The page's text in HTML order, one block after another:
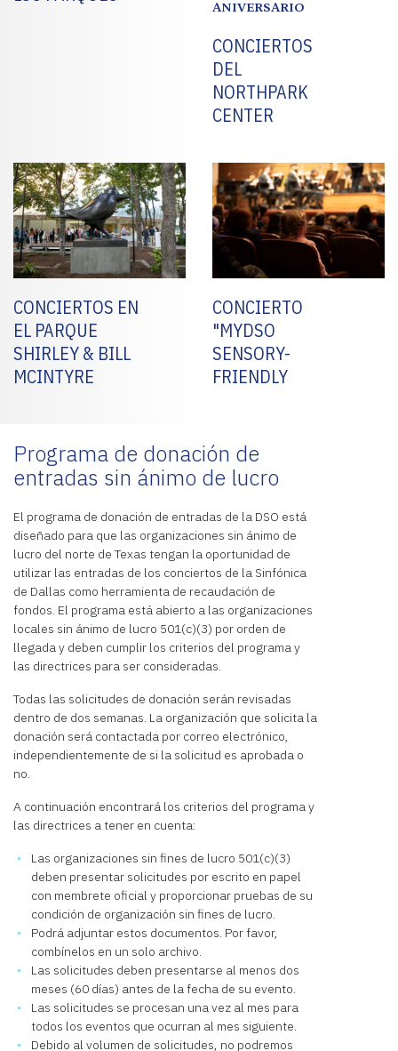
CONCIERTOS
DEL
NORTHPARK
CENTER
CONCIERTOS EN
EL PARQUE
SHIRLEY & BILL
MCINTYRE
CONCIERTO
"MYDSO
SENSORY-
FRIENDLY
Programa de donación de
entradas sin ánimo de lucro
El programa de donación de entradas de la DSO está
diseñado para que las organizaciones sin ánimo de
lucro del norte de Texas tengan la oportunidad de
utilizar las entradas de los conciertos de la Sinfónica
de Dallas como herramienta de recaudación de
fondos. El programa está abierto a las organizaciones
locales sin ánimo de lucro 501(c)(3) por orden de
llegada y deben cumplir los criterios del programa y
las directrices para ser consideradas.
Todas las solicitudes de donación serán revisadas
dentro de dos semanas. La organización que solicita la
donación será contactada por correo electrónico,
independientemente de si la solicitud es aprobada o
no.
A continuación encontrará los criterios del programa y
las directrices a tener en cuenta:
Las organizaciones sin fines de lucro 501(c)(3)
deben presentar solicitudes por escrito en papel
con membrete oficial y proporcionar pruebas de su
condición de organización sin fines de lucro.
Podrá adjuntar estos documentos. Por favor,
combínelos en un solo archivo.
Las solicitudes deben presentarse al menos dos
meses (60 días) antes de la fecha de su evento.
Las solicitudes se procesan una vez al mes para
todos los eventos que ocurran al mes siguiente.
Debido al volumen de solicitudes, no podremos